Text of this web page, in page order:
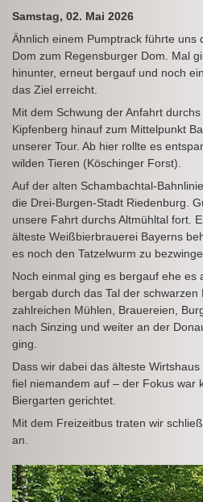
Samstag, 02. Mai 2026
Ähnlich einem Pumptrack führte uns
Dom zum Regensburger Dom. Mal
hinunter, erneut bergauf und noch
das Ziel erreicht.
Mit dem Schwung der Anfahrt
Kipfenberg hinauf zum Mittelpunkt
unserer Tour. Ab hier rollte es
wilden Tieren (Köschinger Forst).
Auf der alten Schambachtal-
die Drei‑Burgen‑Stadt Riedenburg.
unsere Fahrt durchs Altmühltal fort.
älteste Weißbierbrauerei Bayerns
es noch den Tatzelwurm zu
Noch einmal ging es bergauf ehe es
bergab durch das Tal der schwarzen
zahlreichen Mühlen, Brauereien,
nach Sinzing und weiter an der
ging.
Dass wir dabei das älteste
fiel niemandem auf – der Fokus war
Biergarten gerichtet.
Mit dem Freizeitbus traten wir
an.